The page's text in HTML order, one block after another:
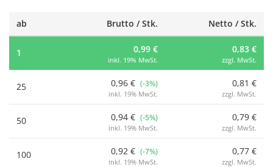
ab Brutto / Stk. Netto / Stk.
1 0,99 €
inkl. 19% MwSt.
0,83 €
zzgl. MwSt.
25 0,96 € (-3%)
inkl. 19% MwSt.
0,81 €
zzgl. MwSt.
50 0,94 € (-5%)
inkl. 19% MwSt.
0,79 €
zzgl. MwSt.
100 0,92 € (-7%)
inkl. 19% MwSt.
0,77 €
zzgl. MwSt.